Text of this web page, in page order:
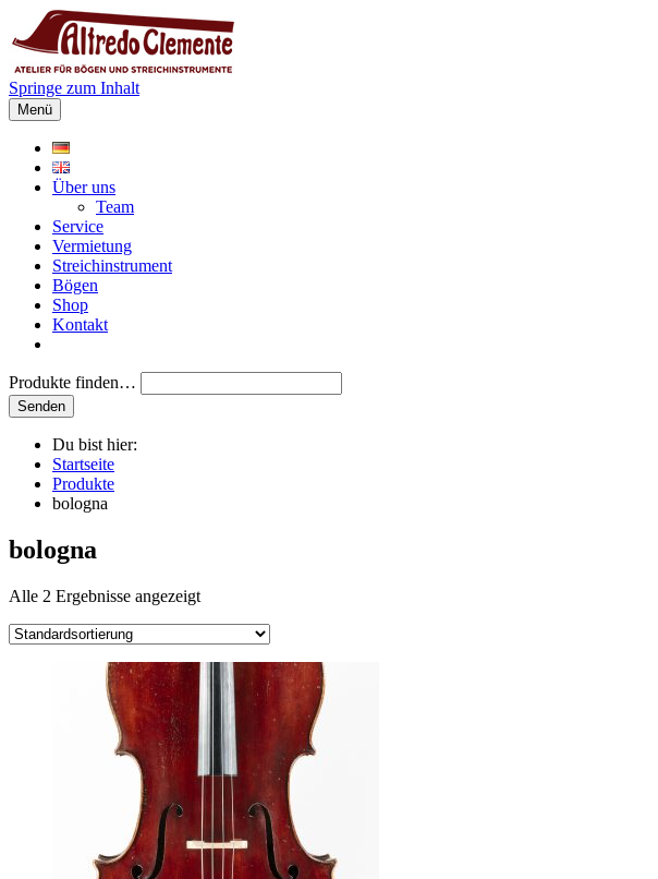
Springe zum Inhalt
Menü
Über uns
Team
Service
Vermietung
Streichinstrument
Bögen
Shop
Kontakt
Produkte finden…
Du bist hier:
Startseite
Produkte
bologna
bologna
Alle 2 Ergebnisse angezeigt